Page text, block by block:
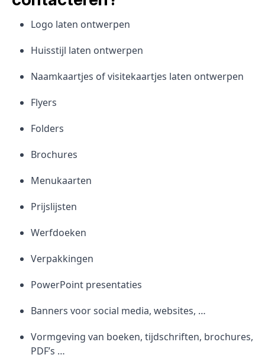
Logo laten ontwerpen
Huisstijl laten ontwerpen
Naamkaartjes of visitekaartjes laten ontwerpen
Flyers
Folders
Brochures
Menukaarten
Prijslijsten
Werfdoeken
Verpakkingen
PowerPoint presentaties
Banners voor social media, websites, …
Vormgeving van boeken, tijdschriften, brochures,
PDF’s …